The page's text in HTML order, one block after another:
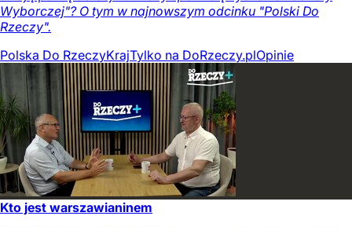
Wyborczej"? O tym w najnowszym odcinku "Polski Do
Rzeczy".
Polska Do RzeczyKrajTylko na DoRzeczy.plOpinie
Kto jest warszawianinem